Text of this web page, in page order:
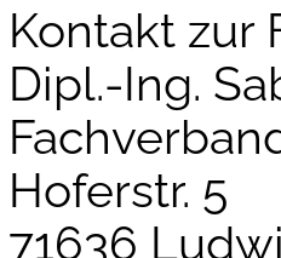
Kontakt zur
Dipl.-Ing.
Hoferstr. 5
71636